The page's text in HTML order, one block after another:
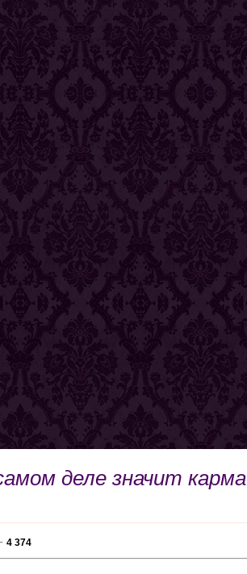
деле значит карма
-4 374